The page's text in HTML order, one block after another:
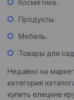
Косметика.
Продукты.
Мебель.
Товары для
Недавно на
категория
купить елецкие